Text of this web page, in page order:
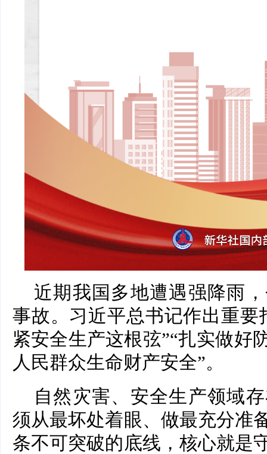
近期我国多地遭遇强降雨
事故。习近平总书记作出重要
紧安全生产这根弦”“扎实做好
人民群众生命财产安全”。
自然灾害、安全生产领域
须从最坏处着眼、做最充分
条不可突破的底线，核心就是